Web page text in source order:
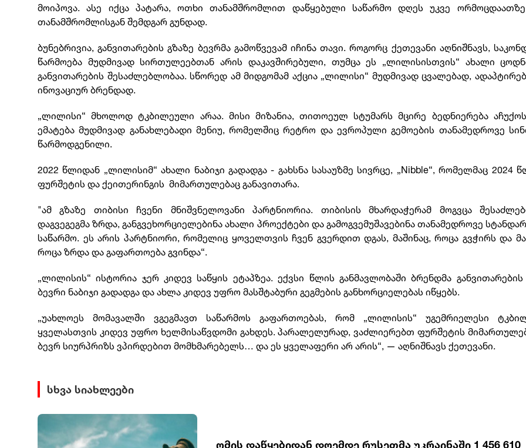
მოიპოვა. ასე იქცა პატარა, ოთხი თანამშრომლით დაწყებული საწარმო დღეს უკვე
თანამშრომლისგან შემდგარ გუნდად.
ბუნებრივია, განვითარების გზაზე ბევრმა გამოწვევამ იჩინა თავი. როგორც ქეთევანი აღნიშნავს,
წარმოება მუდმივად სირთულეებთან არის დაკავშირებული, თუმცა ეს „ლილისისთვის“ ახალი
განვითარების შესაძლებლობაა. სწორედ ამ მიდგომამ აქცია „ლილისი“ მუდმივად ცვალებად,
ინოვაციურ ბრენდად.
„ლილისი“ მხოლოდ ტკბილეული არაა. მისი მიზანია, თითოეულ სტუმარს მცირე ბედნიერება
ემატება მუდმივად განახლებადი მენიუ, რომელშიც რეტრო და ევროპული გემოების თანამედროვე
წარმოდგენილი.
2022 წლიდან „ლილისიმ“ ახალი ნაბიჯი გადადგა - გახსნა სასაუზმე სივრცე, „Nibble“, რომელმაც 2024
ფურშეტის და ქეითერინგის მიმართულებაც განავითარა.
"ამ გზაზე თიბისი ჩვენი მნიშვნელოვანი პარტნიორია. თიბისის მხარდაჭერამ მოგვცა
დაგვეგეგმა ზრდა, განგვეხორციელებინა ახალი პროექტები და გამოგვემუშავებინა თანამედროვე
საწარმო. ეს არის პარტნიორი, რომელიც ყოველთვის ჩვენ გვერდით დგას, მაშინაც, როცა გვჭირს და
როცა ზრდა და გაფართოება გვინდა“.
„ლილისის“ ისტორია ჯერ კიდევ საწყის ეტაპზეა. ექვსი წლის განმავლობაში ბრენდმა განვითარების
ბევრი ნაბიჯი გადადგა და ახლა კიდევ უფრო მასშტაბური გეგმების განხორციელებას იწყებს.
„უახლოეს მომავალში ვგეგმავთ საწარმოს გაფართოებას, რომ „ლილისის“ უგემრიელესი
ყველასთვის კიდევ უფრო ხელმისაწვდომი გახდეს. პარალელურად, ვაძლიერებთ ფურშეტის
ბევრ სიურპრიზს ვპირდებით მომხმარებელს… და ეს ყველაფერი არ არის“, — აღნიშნავს ქეთევანი.
სხვა სიახლეები
ომის დაწყებიდან დღემდე რუსეთმა უკრაინაში 1 456 610